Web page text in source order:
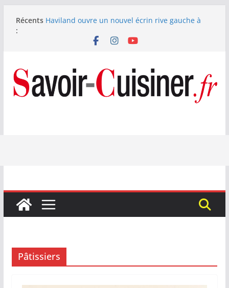
Récents
:
Haviland ouvre un nouvel écrin rive gauche à
Nous avons testé le four à pizza électrique
Little Ice 700 W
Fête des Pères : le digestif se fait gourmand avec
Laphroaig et Arnaud Larher
Catawiki met aux enchères un whisky japonais
Pâtissiers